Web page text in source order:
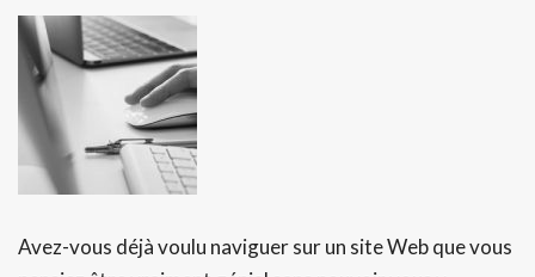
Avez-vous déjà voulu naviguer sur un site Web que vous